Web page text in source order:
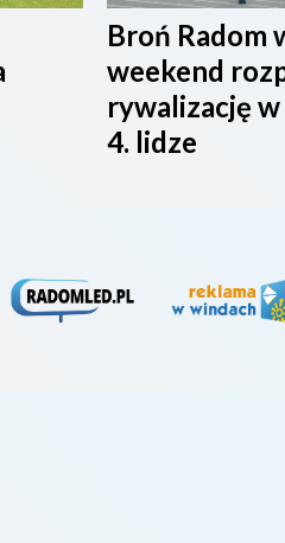
Broń Radom
weekend
rywalizację
4. lidze